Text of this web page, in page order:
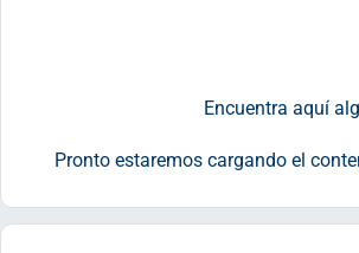
Encuentra aquí
Pronto estaremos cargando el